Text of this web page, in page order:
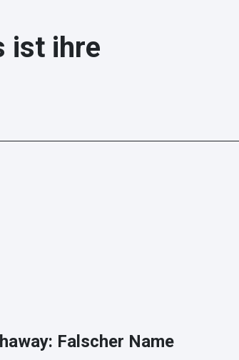
ist ihre
Falscher Name